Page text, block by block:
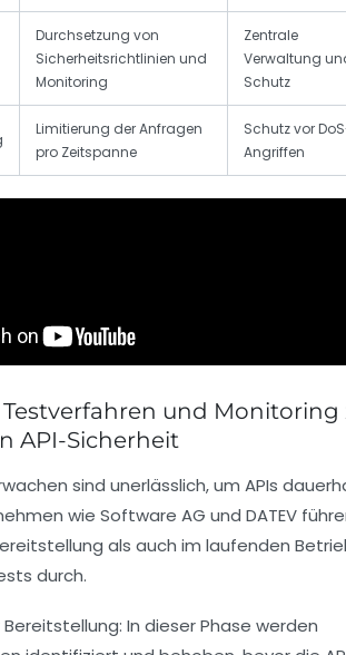
Durchsetzung von
Sicherheitsrichtlinien und
Monitoring
Zentrale
Verwaltung
Schutz
Limitierung der Anfragen
pro Zeitspanne
Schutz vor
Angriffen
und Monitoring
API-Sicherheit
sind unerlässlich, um APIs
wie Software AG und DATEV
als auch im laufenden
durch.
In dieser Phase werden